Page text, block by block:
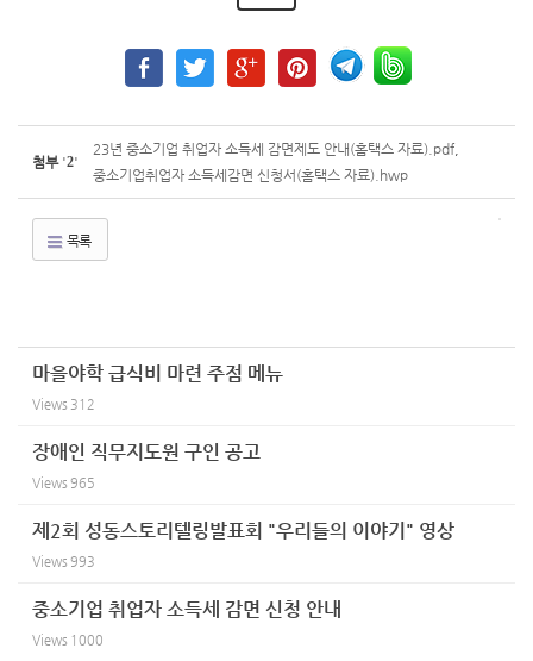
첨부 '2'
23년 중소기업 취업자 소득세 감면제도 안내(홈택스 자료).pdf
중소기업취업자 소득세감면 신청서(홈택스 자료).hwp
목록
마을야학 급식비 마련 주점 메뉴
Views 312
장애인 직무지도원 구인 공고
Views 965
제2회 성동스토리텔링발표회 "우리들의 이야기" 영상
Views 993
중소기업 취업자 소득세 감면 신청 안내
Views 1000